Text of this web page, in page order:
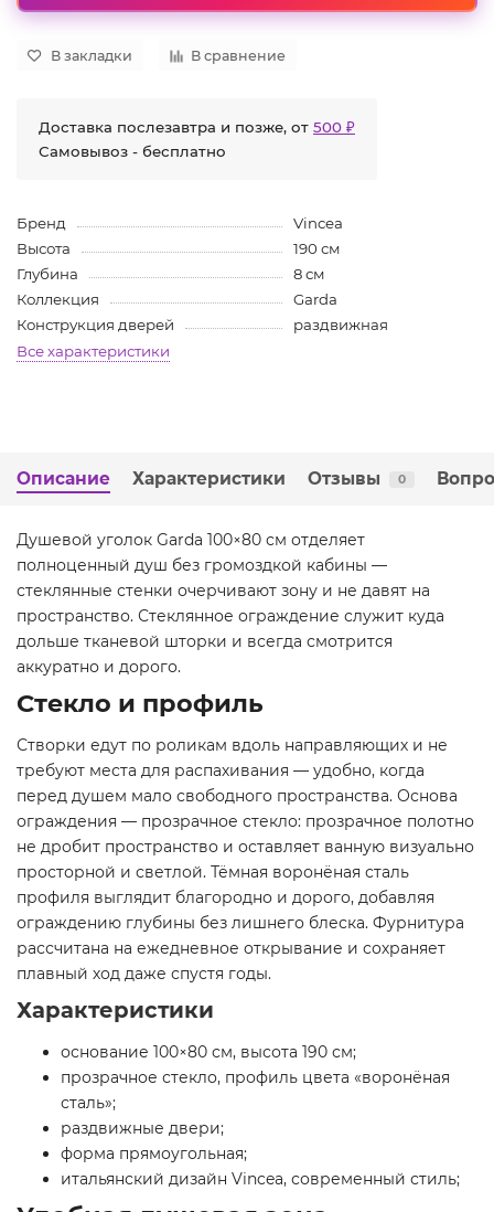
В закладки В сравнение
Доставка послезавтра и позже, от 500 ₽
Самовывоз - бесплатно
Бренд
Vincea
Высота
190 см
Глубина
8 см
Коллекция
Garda
Конструкция дверей
раздвижная
Все характеристики
Описание Характеристики Отзывы 0
Душевой уголок Garda 100×80 см отделяет
полноценный душ без громоздкой кабины —
стеклянные стенки очерчивают зону и не давят на
пространство. Стеклянное ограждение служит куда
дольше тканевой шторки и всегда смотрится
аккуратно и дорого.
Стекло и профиль
Створки едут по роликам вдоль направляющих и не
требуют места для распахивания — удобно, когда
перед душем мало свободного пространства. Основа
ограждения — прозрачное стекло: прозрачное полотно
не дробит пространство и оставляет ванную визуально
просторной и светлой. Тёмная воронёная сталь
профиля выглядит благородно и дорого, добавляя
ограждению глубины без лишнего блеска. Фурнитура
рассчитана на ежедневное открывание и сохраняет
плавный ход даже спустя годы.
Характеристики
основание 100×80 см, высота 190 см;
прозрачное стекло, профиль цвета «воронёная
сталь»;
раздвижные двери;
форма прямоугольная;
итальянский дизайн Vincea, современный стиль;